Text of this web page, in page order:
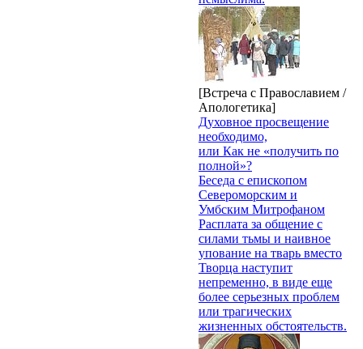
[Встреча с Православием /
Апологетика]
Духовное просвещение
необходимо,
или Как не «получить по
полной»?
Беседа с епископом
Североморским и
Умбским Митрофаном
Расплата за общение с
силами тьмы и наивное
упование на тварь вместо
Творца наступит
непременно, в виде еще
более серьезных проблем
или трагических
жизненных обстоятельств.